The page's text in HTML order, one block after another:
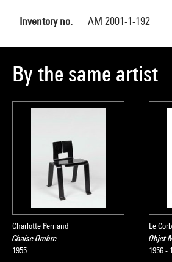
Inventory no. AM 2001-1-192
By the same artist
Charlotte Perriand
Chaise Ombre
1955
Le
Objet
1956 -